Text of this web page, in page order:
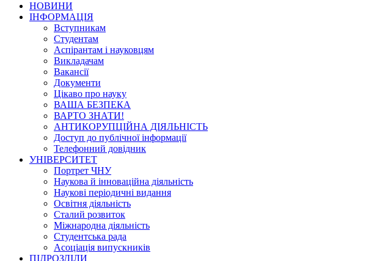
НОВИНИ
ІНФОРМАЦІЯ
Вступникам
Студентам
Аспірантам і науковцям
Викладачам
Вакансії
Документи
Цікаво про науку
ВАША БЕЗПЕКА
ВАРТО ЗНАТИ!
АНТИКОРУПЦІЙНА ДІЯЛЬНІСТЬ
Доступ до публічної інформації
Телефонний довідник
УНІВЕРСИТЕТ
Портрет ЧНУ
Наукова й інноваційна діяльність
Наукові періодичні видання
Освітня діяльність
Сталий розвиток
Міжнародна діяльність
Студентська рада
Асоціація випускників
ПІДРОЗДІЛИ